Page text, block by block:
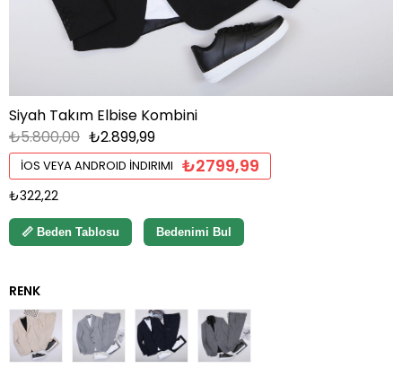
Siyah Takım Elbise Kombini
₺5.800,00 ₺2.899,99
İOS VEYA ANDROID İNDIRIMI ₺2799,99
₺322,22
📏 Beden Tablosu Bedenimi Bul